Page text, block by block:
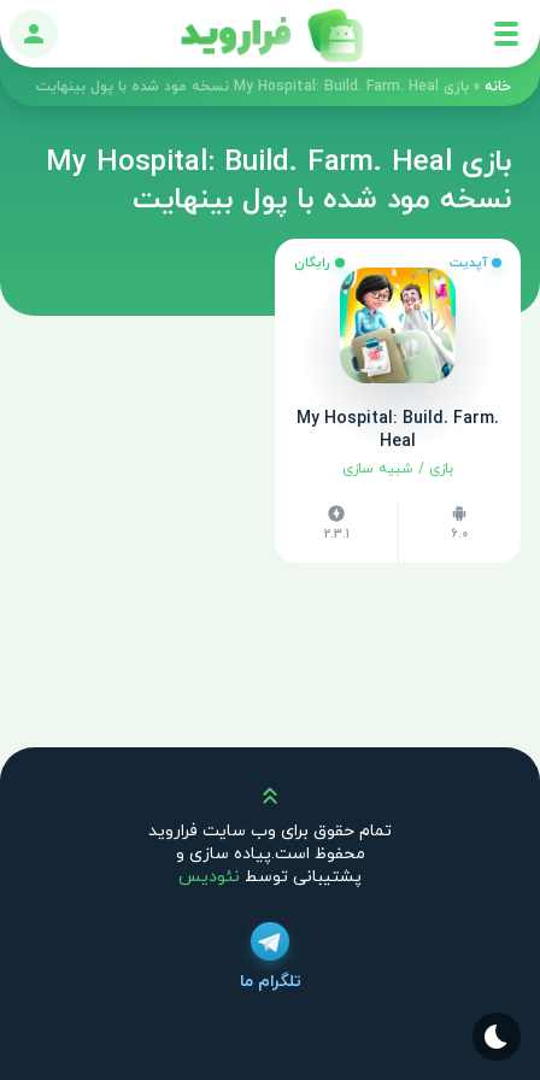
ورود
خانه » بازی My Hospital: Build. Farm. Heal نسخه مود شده با پول بینهایت
بازی My Hospital: Build. Farm. Heal
نسخه مود شده با پول بینهایت
آپدیت رایگان
My Hospital: Build. Farm.
Heal
بازی / شبیه سازی
6.0
2.3.1
بالا
تمام حقوق برای وب سایت فراروید
محفوظ است.پیاده سازی و
پشتیبانی توسط نئودیس
تلگرام ما